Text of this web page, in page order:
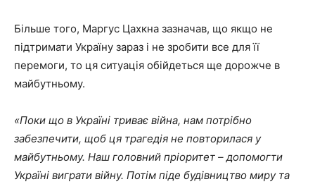
Більше того, Маргус Цахкна зазначав, що якщо не
підтримати Україну зараз і не зробити все для її
перемоги, то ця ситуація обійдеться ще дорожче в
майбутньому.
«Поки що в Україні триває війна, нам потрібно
забезпечити, щоб ця трагедія не повторилася у
майбутньому. Наш головний пріоритет – допомогти
Україні виграти війну. Потім піде будівництво миру та